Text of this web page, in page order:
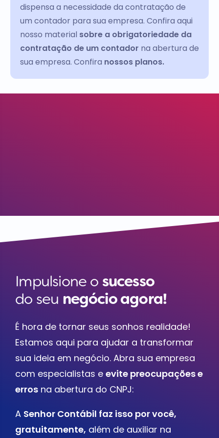
dispensa a necessidade da contratação de
um contador para sua empresa. Confira aqui
nosso material sobre a obrigatoriedade da
contratação de um contador na abertura de
sua empresa. Confira nossos planos.
Impulsione o sucesso
do seu negócio agora!
É hora de tornar seus sonhos realidade!
Estamos aqui para ajudar a transformar
sua ideia em negócio. Abra sua empresa
com especialistas eevite preocupações e
erros na abertura do CNPJ:
A Senhor Contábil faz isso por você,
gratuitamente, além de auxiliar na